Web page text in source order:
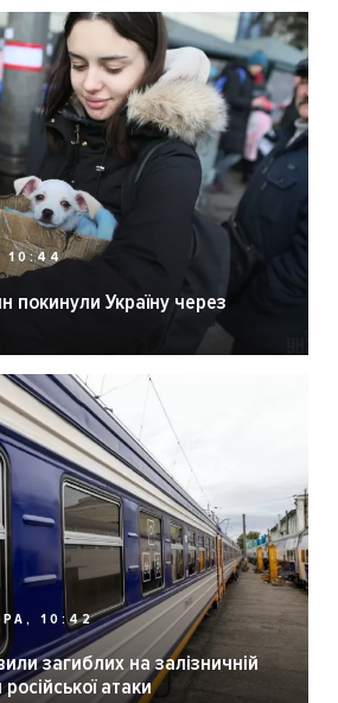
10:44
покинули Україну через
10:42
загиблих на залізничній
атаки